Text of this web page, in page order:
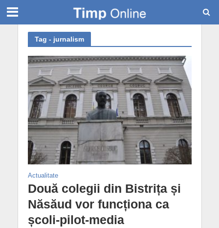
Tag - jurnalism
Actualitate
Două colegii din Bistrița și
Năsăud vor funcționa ca
școli-pilot-media